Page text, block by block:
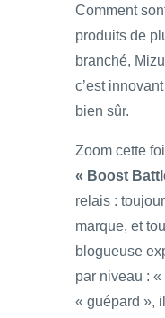
Comment
produits de
branché,
c’est
bien sûr.
Zoom cette
« Boost
relais :
marque, et
blogueuse
par niveau :
« guépard »,